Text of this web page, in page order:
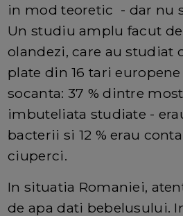
in mod teoretic - dar nu
Un studiu amplu facut
olandezi, care au studiat
plate din 16 tari
socanta: 37 % dintre
imbuteliata studiate -
bacterii si 12 % erau
ciuperci.
In situatia Romaniei,
de apa dati bebelusului.